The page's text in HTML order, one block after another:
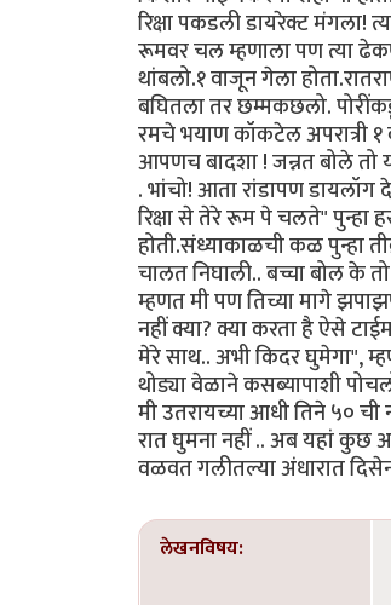
रिक्षा पकडली डायरेक्ट मंगला!
रूमवर चल म्हणाला पण त्या
थांबलो.१ वाजून गेला
बघितला तर छम्मकछलो.
रमचे भयाण कॉकटेल अपरात्री
आपणच बादशा ! जन्नत बोले तो
. भांचो! आता रांडापण
रिक्षा से तेरे रूम पे चलते" पुन्हा
होती.संध्याकाळची कळ पुन्हा
चालत निघाली.. बच्चा बोल के
म्हणत मी पण तिच्या मागे
नहीं क्या? क्या करता है ऐसे
मेरे साथ.. अभी किदर घुमेगा",
थोड्या वेळाने कसब्यापाशी
मी उतरायच्या आधी तिने ५०
रात घुमना नहीं .. अब यहां कुछ
वळवत गलीतल्या अंधारात
लेखनविषय: